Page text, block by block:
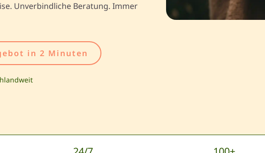
Unverbindliche Beratung. Immer
in 2 Minuten